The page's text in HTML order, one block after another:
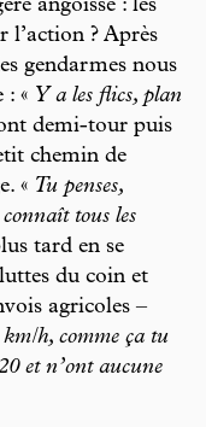
angoisse : les
l’action ? Après
gendarmes nous
: « Y a les flics, plan
demi-tour puis
chemin de
« Tu penses,
tous les
tard en se
du coin et
agricoles –
km/h, comme ça tu
et n’ont aucune